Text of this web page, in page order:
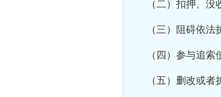
（二）扣押、
（三）阻碍依
（四）参与追
（五）删改或